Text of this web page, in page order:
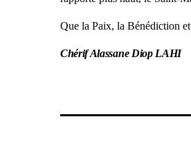
Que la Paix, la Bénédiction
Chérif Alassane Diop LAHI